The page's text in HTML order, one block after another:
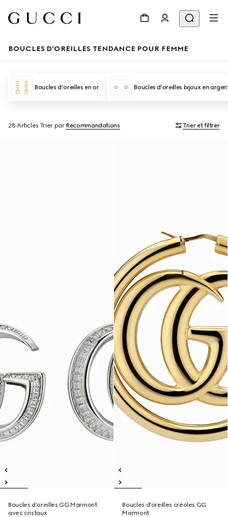
BOUCLES D'OREILLES TENDANCE POUR FEMME
Boucles d’oreilles en or Boucles d'oreilles bijoux en
28 Articles Trier par Recommandations Trier et filtrer
Boucles d’oreilles GG Marmont
avec cristaux
Boucles d'oreilles créoles GG
Marmont